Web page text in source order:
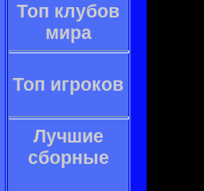
Топ клубов
мира
Топ игроков
Лучшие
сборные